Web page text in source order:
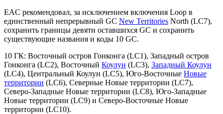
EAC рекомендовал, за исключением включения Loop в
единственный непрерывный GC New Territories North (LC7),
сохранить границы девяти оставшихся GC и сохранить
существующие названия и коды 10 GC.
10 ГК: Восточный остров Гонконга (LC1), Западный остров
Гонконга (LC2), Восточный Коулун (LC3), Западный Коулун
(LC4), Центральный Коулун (LC5), Юго-Восточные Новые
территории (LC6), Северные Новые территории (LC7),
Северо-Западные Новые территории (LC8), Юго-Западные
Новые территории (LC9) и Северо-Восточные Новые
территории (LC10).